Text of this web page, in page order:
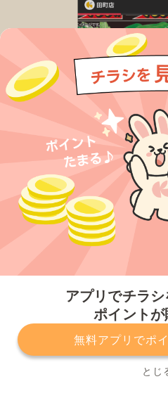
アプリでチラ
ポイントが
無料アプリでポ
とじ
プライバシーポリシー
サービスに関してのお問い合わせ